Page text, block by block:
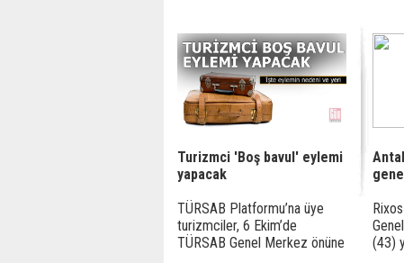
Turizmci 'Boş bavul' eylemi
yapacak
TÜRSAB Platformu’na üye
turizmciler, 6 Ekim’de
TÜRSAB Genel Merkez önüne
(43)